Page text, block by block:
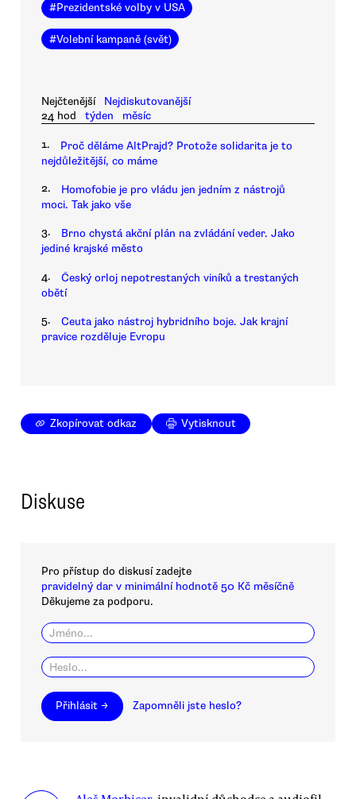
#Prezidentské volby v USA
#Volební kampaně (svět)
Nejčtenější
Nejdiskutovanější
24 hod
týden měsíc
1.
Proč děláme AltPrajd? Protože solidarita je to
nejdůležitější, co máme
2.
Homofobie je pro vládu jen jedním z nástrojů
moci. Tak jako vše
3.
Brno chystá akční plán na zvládání veder. Jako
jediné krajské město
4.
Český orloj nepotrestaných viníků a trestaných
obětí
5.
Ceuta jako nástroj hybridního boje. Jak krajní
pravice rozděluje Evropu
Zkopírovat odkaz Vytisknout
Diskuse
Pro přístup do diskusí zadejte
pravidelný dar v minimální hodnotě 50 Kč měsíčně
Děkujeme za podporu.
Přihlásit → Zapomněli jste heslo?